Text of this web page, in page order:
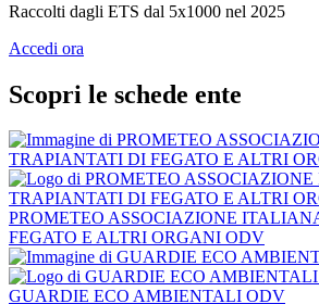
Raccolti dagli ETS dal 5x1000 nel 2025
Accedi ora
Scopri le schede ente
PROMETEO ASSOCIAZIONE
FEGATO E ALTRI ORGANI ODV
GUARDIE ECO AMBIENTALI ODV